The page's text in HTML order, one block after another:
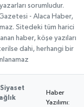
sorumludur.
- Alaca Haber,
Sitedeki tüm harici
haber, köşe yazıları
dahi, herhangi bir
Siyaset
Haber
Yazılımı: